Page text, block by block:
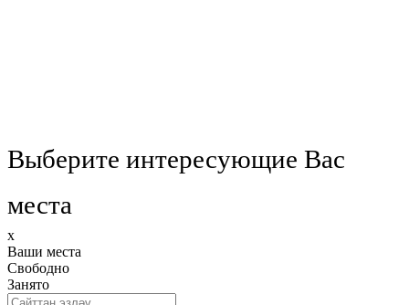
Выберите интересующие Вас
места
x
Ваши места
Свободно
Занято